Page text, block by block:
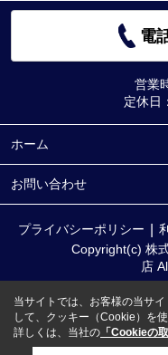
電
営業
定休日：
ホーム
お問い合わせ
プライバシーポリシー
Copyright(c) 株
店
当サイトでは、お客様の当サ
して、クッキー（Cookie）を使
詳しくは、当社の 「Cookieの